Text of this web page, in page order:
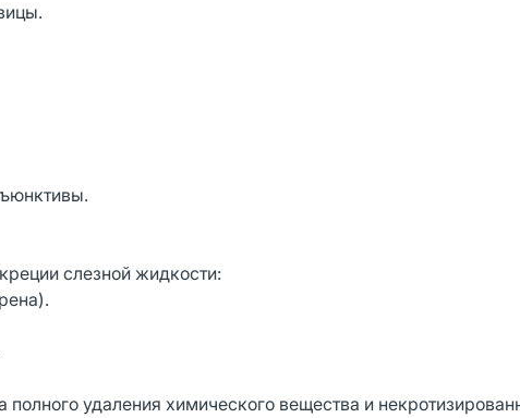
слезной жидкости:
удаления химического вещества и